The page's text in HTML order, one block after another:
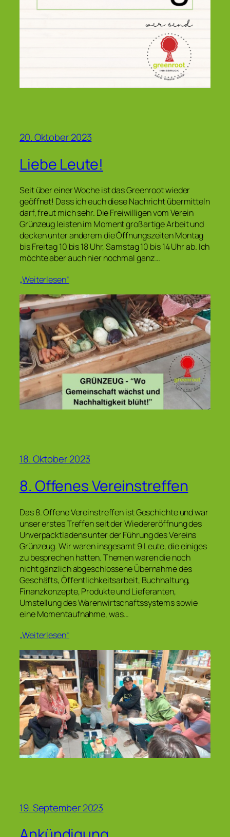
20. Oktober 2023
Liebe Leute!
Seit über einer Woche ist das Greenroot wieder
geöffnet! Dass ich euch diese Nachricht übermitteln
darf, freut mich sehr. Die Freiwilligen vom Verein
Grünzeug leisten im Moment großartige Arbeit und
decken unter anderem die Öffnungszeiten Montag
bis Freitag 10 bis 18 Uhr, Samstag 10 bis 14 Uhr ab. Ich
möchte aber auch hier nochmal ganz…
„Weiterlesen“
18. Oktober 2023
8. Offenes Vereinstreffen
Das 8. Offene Vereinstreffen ist Geschichte und war
unser erstes Treffen seit der Wiedereröffnung des
Unverpacktladens unter der Führung des Vereins
Grünzeug. Wir waren insgesamt 9 Leute, die einiges
zu besprechen hatten. Themen waren die noch
nicht gänzlich abgeschlossene Übernahme des
Geschäfts, Öffentlichkeitsarbeit, Buchhaltung,
Finanzkonzepte, Produkte und Lieferanten,
Umstellung des Warenwirtschaftssystems sowie
eine Momentaufnahme, was…
„Weiterlesen“
19. September 2023